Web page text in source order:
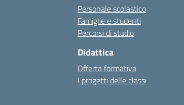
Personale scolastico
Famiglie e studenti
Percorsi di studio
Didattica
Offerta formativa
I progetti delle classi